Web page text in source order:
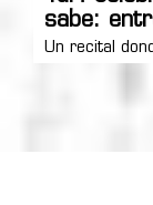
sabe:
Un recital